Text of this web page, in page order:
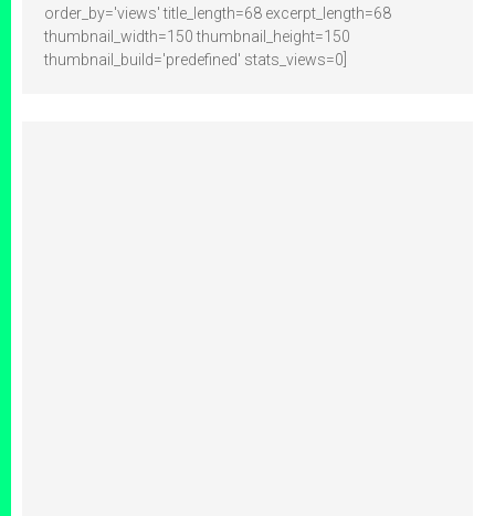
order_by='views' title_length=68 excerpt_length=68
thumbnail_width=150 thumbnail_height=150
thumbnail_build='predefined' stats_views=0]